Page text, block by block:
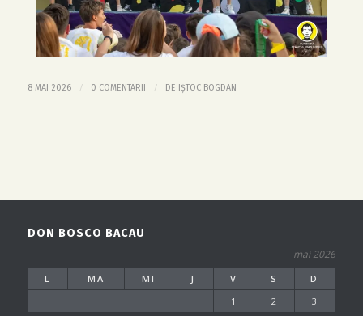
8 MAI 2026 / 0 COMENTARII / DE IȘTOC BOGDAN
DON BOSCO BACAU
mai 2026
L MA MI J V S
D
1
2
3